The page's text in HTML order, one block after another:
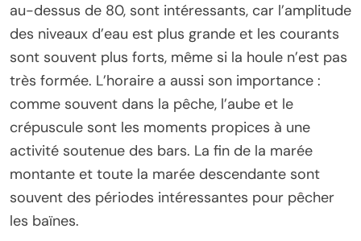
au-dessus de 80, sont intéressants, car l’amplitude
des niveaux d’eau est plus grande et les courants
sont souvent plus forts, même si la houle n’est pas
très formée. L’horaire a aussi son importance :
comme souvent dans la pêche, l’aube et le
crépuscule sont les moments propices à une
activité soutenue des bars. La fin de la marée
montante et toute la marée descendante sont
souvent des périodes intéressantes pour pêcher
les baïnes.